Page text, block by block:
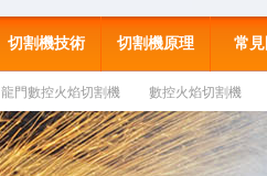
切割機技術 切割機原理 常
龍門數控火焰切割機 數控火焰切割機